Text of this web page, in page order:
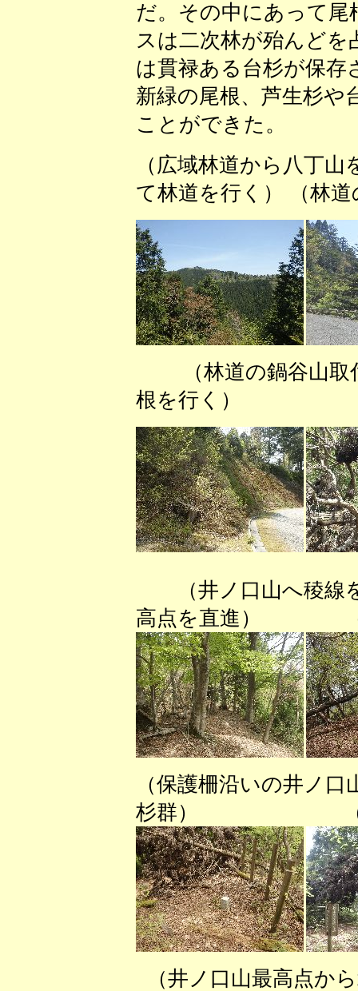
だ。その中にあって
スは二次林が殆んどを
は貫禄ある台杉が保存
新緑の尾根、芦生杉や
ことができた。
（広域林道から八丁
て林道を行く） （林
（林道の鍋谷山
根を行く） （
（井ノ口山へ稜
高点を直進） （保
（保護柵沿いの井ノ
杉群） （点在
（井ノ口山最高点か